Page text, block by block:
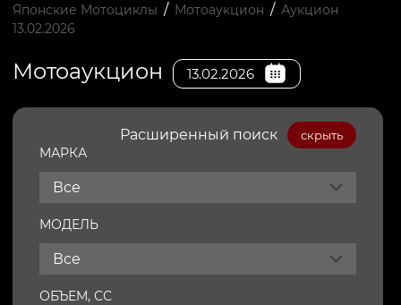
Японские Мотоциклы / Мотоаукцион / Аукцион
13.02.2026
Мотоаукцион 13.02.2026
Расширенный поиск скрыть
МАРКА
Все
МОДЕЛЬ
Все
ОБЪЕМ, СС